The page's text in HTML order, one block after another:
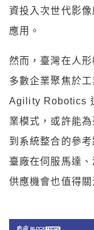
資投入次世代影
應用。
然而，臺灣在人
多數企業聚焦於
Agility Robotics
業模式，或許能
到系統整合的參
臺廠在伺服馬達
供應機會也值得關